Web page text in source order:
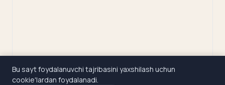
Bu sayt foydalanuvchi tajribasini yaxshilash uchun
cookie'lardan foydalanadi.